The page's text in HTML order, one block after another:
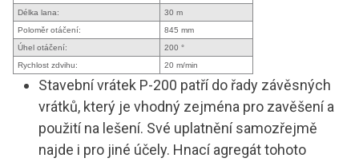
Délka lana:
30 m
Poloměr otáčení:
845 mm
Úhel otáčení:
200 °
Rychlost zdvihu:
20 m/min
Stavební vrátek P-200 patří do řady závěsných
vrátků, který je vhodný zejména pro zavěšení a
použití na lešení. Své uplatnění samozřejmě
najde i pro jiné účely. Hnací agregát tohoto